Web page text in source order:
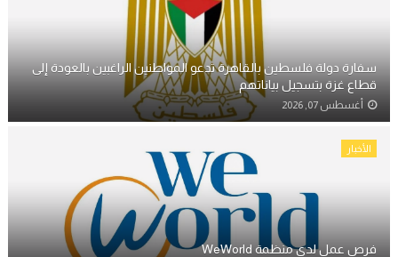
سفارة دولة فلسطين بالقاهرة تدعو المواطنين الراغبين بالعودة إلى
قطاع غزة بتسجيل بياناتهم
أغسطس 07, 2026
الأخبار
فرص عمل لدى منظمة WeWorld